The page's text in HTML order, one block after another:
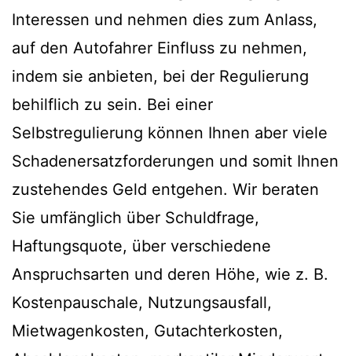
Interessen und nehmen dies zum Anlass,
auf den Autofahrer Einfluss zu nehmen,
indem sie anbieten, bei der Regulierung
behilflich zu sein. Bei einer
Selbstregulierung können Ihnen aber viele
Schadenersatzforderungen und somit Ihnen
zustehendes Geld entgehen. Wir beraten
Sie umfänglich über Schuldfrage,
Haftungsquote, über verschiedene
Anspruchsarten und deren Höhe, wie z. B.
Kostenpauschale, Nutzungsausfall,
Mietwagenkosten, Gutachterkosten,